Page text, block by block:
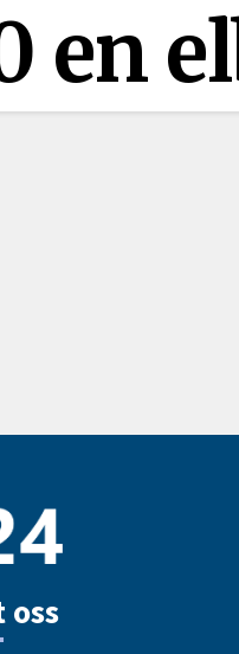
en